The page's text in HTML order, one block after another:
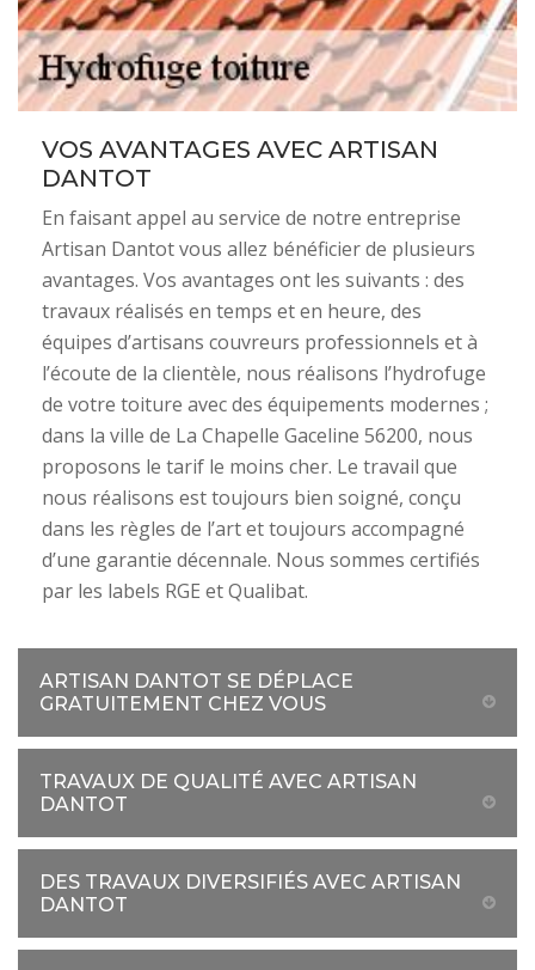
VOS AVANTAGES AVEC ARTISAN
DANTOT
En faisant appel au service de notre entreprise
Artisan Dantot vous allez bénéficier de plusieurs
avantages. Vos avantages ont les suivants : des
travaux réalisés en temps et en heure, des
équipes d’artisans couvreurs professionnels et à
l’écoute de la clientèle, nous réalisons l’hydrofuge
de votre toiture avec des équipements modernes ;
dans la ville de La Chapelle Gaceline 56200, nous
proposons le tarif le moins cher. Le travail que
nous réalisons est toujours bien soigné, conçu
dans les règles de l’art et toujours accompagné
d’une garantie décennale. Nous sommes certifiés
par les labels RGE et Qualibat.
ARTISAN DANTOT SE DÉPLACE
GRATUITEMENT CHEZ VOUS
TRAVAUX DE QUALITÉ AVEC ARTISAN
DANTOT
DES TRAVAUX DIVERSIFIÉS AVEC ARTISAN
DANTOT